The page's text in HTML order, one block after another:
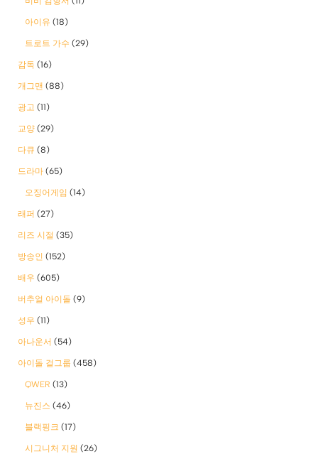
아이유 (18)
트로트 가수 (29)
감독 (16)
개그맨 (88)
광고 (11)
교양 (29)
다큐 (8)
드라마 (65)
오징어게임 (14)
래퍼 (27)
리즈 시절 (35)
방송인 (152)
배우 (605)
버추얼 아이돌 (9)
성우 (11)
아나운서 (54)
아이돌 걸그룹 (458)
QWER (13)
뉴진스 (46)
블랙핑크 (17)
시그니처 지원 (26)